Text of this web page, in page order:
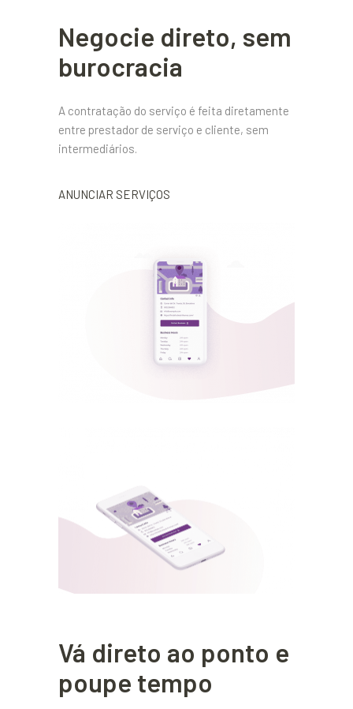
Negocie direto, sem
burocracia
A contratação do serviço é feita diretamente
entre prestador de serviço e cliente, sem
intermediários.
ANUNCIAR SERVIÇOS
Vá direto ao ponto e
poupe tempo